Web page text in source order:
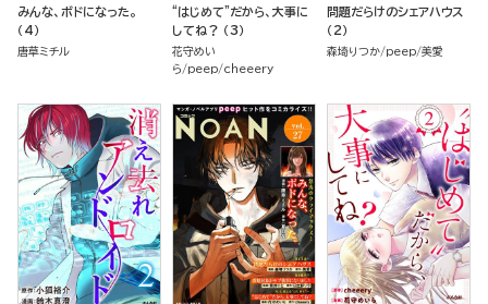
みんな、ボドになった。
（4）
唐草ミチル
“はじめて”だから、大事に
してね？ （3）
花守めい
ら
peep cheeery
問題だらけのシェアハウス
（2）
森埼りつか peep 美愛